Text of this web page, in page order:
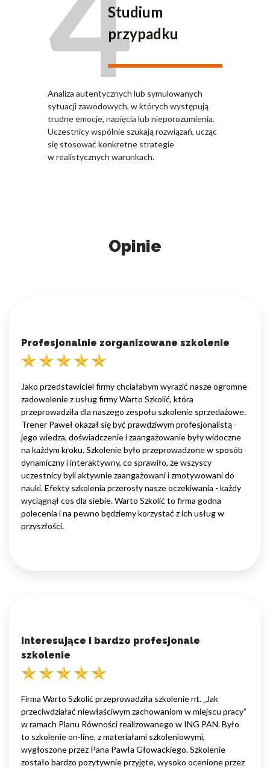
Studium
przypadku
Analiza autentycznych lub symulowanych
sytuacji zawodowych, w których występują
trudne emocje, napięcia lub nieporozumienia.
Uczestnicy wspólnie szukają rozwiązań, ucząc
się stosować konkretne strategie
w realistycznych warunkach.
Opinie
Profesjonalnie zorganizowane szkolenie
Jako przedstawiciel firmy chciałabym wyrazić nasze ogromne
zadowolenie z usług firmy Warto Szkolić, która
przeprowadziła dla naszego zespołu szkolenie sprzedażowe.
Trener Paweł okazał się być prawdziwym profesjonalistą -
jego wiedza, doświadczenie i zaangażowanie były widoczne
na każdym kroku. Szkolenie było przeprowadzone w sposób
dynamiczny i interaktywny, co sprawiło, że wszyscy
uczestnicy byli aktywnie zaangażowani i zmotywowani do
nauki. Efekty szkolenia przerosły nasze oczekiwania - każdy
wyciągnął cos dla siebie. Warto Szkolić to firma godna
polecenia i na pewno będziemy korzystać z ich usług w
przyszłości.
Interesujące i bardzo profesjonale
szkolenie
Firma Warto Szkolić przeprowadziła szkolenie nt. „Jak
przeciwdziałać niewłaściwym zachowaniom w miejscu pracy”
w ramach Planu Równości realizowanego w ING PAN. Było
to szkolenie on-line, z materiałami szkoleniowymi,
wygłoszone przez Pana Pawła Głowackiego. Szkolenie
zostało bardzo pozytywnie przyjęte, wysoko ocenione przez